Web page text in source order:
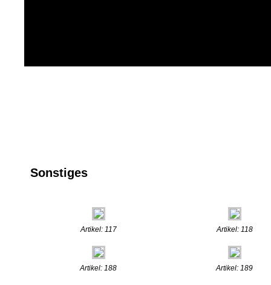
Sonstiges
Artikel: 117 Artikel: 118
Artikel: 188 Artikel: 189